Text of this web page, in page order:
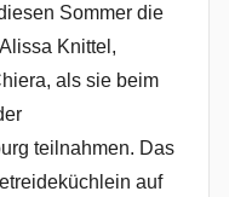
d
i
n
e
R
Sommer die
Knittel,
als sie beim
teilnahmen. Das
auf